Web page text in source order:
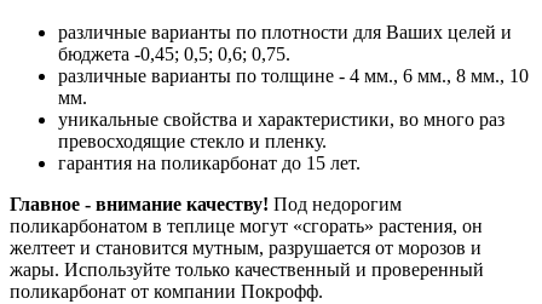
различные варианты по плотности для Ваших целей и
бюджета -0,45; 0,5; 0,6; 0,75.
различные варианты по толщине - 4 мм., 6 мм., 8 мм., 10
мм.
уникальные свойства и характеристики, во много раз
превосходящие стекло и пленку.
гарантия на поликарбонат до 15 лет.
Главное - внимание качеству! Под недорогим
поликарбонатом в теплице могут «сгорать» растения, он
желтеет и становится мутным, разрушается от морозов и
жары. Используйте только качественный и проверенный
поликарбонат от компании Покрофф.